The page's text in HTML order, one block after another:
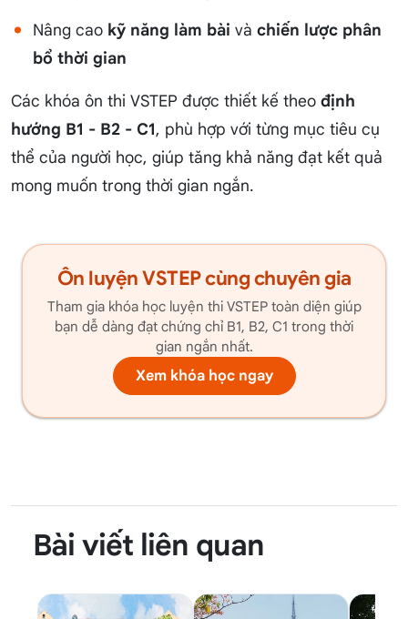
Nâng cao kỹ năng làm bài và chiến lược phân
bổ thời gian
Các khóa ôn thi VSTEP được thiết kế theo định
hướng B1 - B2 - C1, phù hợp với từng mục tiêu cụ
thể của người học, giúp tăng khả năng đạt kết quả
mong muốn trong thời gian ngắn.
Ôn luyện VSTEP cùng chuyên gia
Tham gia khóa học luyện thi VSTEP toàn diện giúp
bạn dễ dàng đạt chứng chỉ B1, B2, C1 trong thời
gian ngắn nhất.
Xem khóa học ngay
Bài viết liên quan